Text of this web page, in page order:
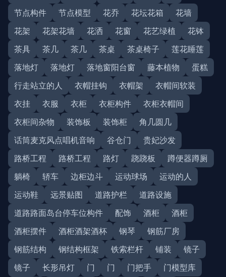
节点构件 节点模型 花乔 花坛花箱
花墙
花架
花架花墙 花洒 花窗 花艺绿植
花钵
茶具
茶几 茶几 茶桌 茶桌椅子
莲花睡莲
落地灯
落地灯 落地窗阳台窗 藤本植物
蛋糕
行走站立的人
衣帽挂钩 衣帽架
衣帽间软装
衣挂
衣服 衣柜 衣柜构件
衣柜衣帽间
衣柜间杂物
装饰板 装饰柜
角几圆几
话筒麦克风点唱机音响
谷仓门
贵妃沙发
路桥工程
路桥工程 路灯 跷跷板
蹲便器蹲厕
躺椅
轿车 边柜边斗 运动球场
运动的人
运动鞋
远景贴图 道路护栏
道路设施
道路路面岛台停车位构件
配饰 酒柜
酒柜
酒柜摆件
酒柜酒架酒杯 钢琴
钢筋厂房
钢筋结构
钢结构框架 铁索栏杆 铺装
镜子
镜子
长形吊灯 门 门 门把手
门模型库